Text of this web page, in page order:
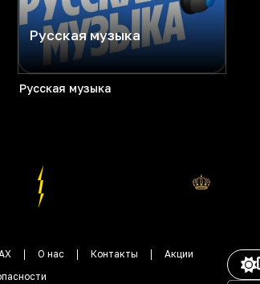
Русская музыка
Русская музыка
О нас Контакты
Акции